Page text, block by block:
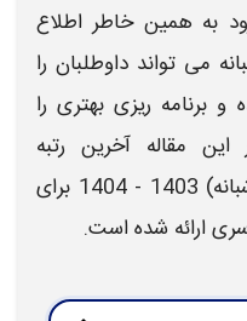
به همین خاطر اطلاع
می تواند داوطلبان را
برنامه ریزی بهتری را
مقاله آخرین رتبه
1403 - 1404
برای
ارائه شده است.